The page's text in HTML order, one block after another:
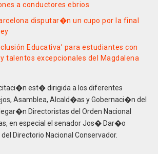
a conductores ebrios
disputar�n un cupo por la final
Educativa’ para estudiantes con
talentos excepcionales del Magdalena
est� dirigida a los diferentes
Asamblea, Alcald�as y Gobernaci�n del
Directoristas del Orden Nacional
en especial el senador Jos� Dar�o
Directorio Nacional Conservador.